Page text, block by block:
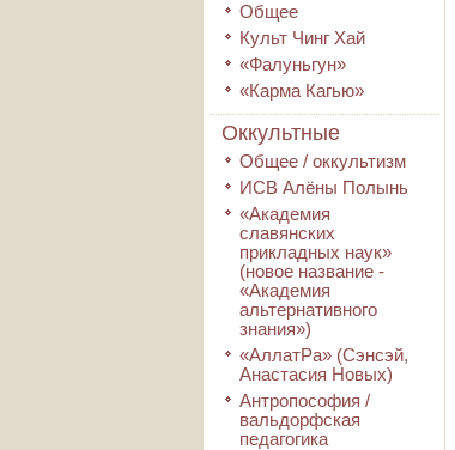
Общее
Культ Чинг Хай
«Фалуньгун»
«Карма Кагью»
Оккультные
Общее / оккультизм
ИСВ Алёны Полынь
«Академия
славянских
прикладных наук»
(новое название -
«Академия
альтернативного
знания»)
«АллатРа» (Сэнсэй,
Анастасия Новых)
Антропософия /
вальдорфская
педагогика